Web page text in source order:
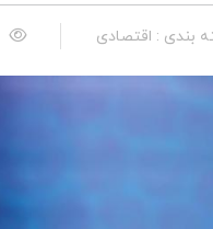
بندی : اقتصادی